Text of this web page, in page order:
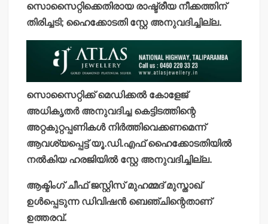
സൊസൈറ്റിക്കെതിരായ രാഷ്ട്രീയ നീക്കത്തിന്
തിരിച്ചടി; ഹൈക്കോടതി സ്റ്റേ അനുവദിച്ചില്ല.
സൊസൈറ്റിക്ക് മെഡിക്കല്‍ കോളേജ്
അധികൃതര്‍ അനുവദിച്ച കെട്ടിടത്തിന്റെ
അറ്റകുറ്റപ്പണികള്‍ നിര്‍ത്തിവെക്കണമെന്ന്
ആവശ്യപ്പെട്ട് യൂ.ഡി.എഫ് ഹൈക്കോടതിയില്‍
നല്‍കിയ ഹരജിയില്‍ സ്റ്റേ അനുവദിച്ചില്ല.
ആക്ടിംഗ് ചീഫ് ജസ്റ്റിസ് മുഹമ്മദ് മുസ്താഖ്
ഉള്‍പ്പെടുന്ന ഡിവിഷന്‍ ബെഞ്ചിന്റെതാണ്
ഉത്തരവ്.